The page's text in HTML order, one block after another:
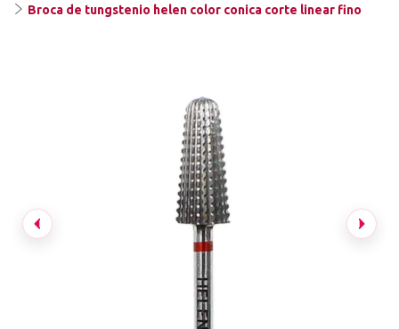
Broca de tungstenio helen color conica corte linear fino